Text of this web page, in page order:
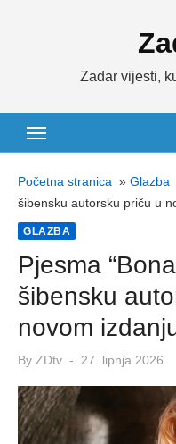
Zadar vijesti,
Početna stranica » Glazba
šibensku autorsku priču u
GLAZBA
Pjesma
šibensku
novom
By ZDtv
Posted
27. lipnja 2026.